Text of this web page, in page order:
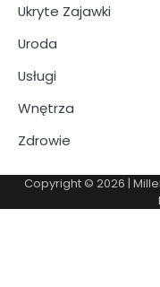
Ukryte Zajawki
Uroda
Usługi
Wnętrza
Zdrowie
Copyright © 2026 |